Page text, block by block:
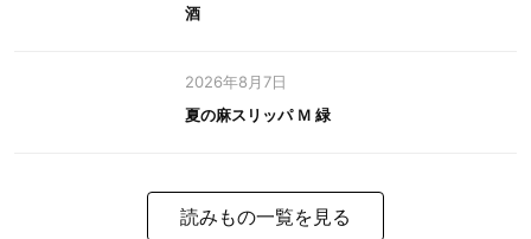
酒
2026年8月7日
夏の麻スリッパ Ｍ 緑
読みもの一覧を見る